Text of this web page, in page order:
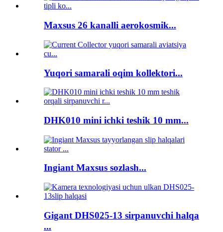
Maxsus 26 kanalli aerokosmik...
Yuqori samarali oqim kollektori...
DHK010 mini ichki teshik 10 mm...
Ingiant Maxsus sozlash...
Gigant DHS025-13 sirpanuvchi halqa
...